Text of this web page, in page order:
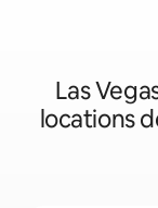
Las
locations